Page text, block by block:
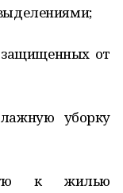
от
уборку
к жилью